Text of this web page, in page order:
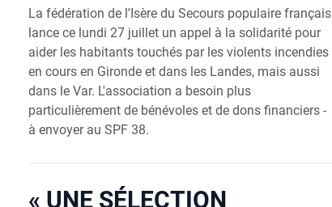
La fédération de l'Isère du Secours populaire français
lance ce lundi 27 juillet un appel à la solidarité pour
aider les habitants touchés par les violents incendies
en cours en Gironde et dans les Landes, mais aussi
dans le Var. L'association a besoin plus
particulièrement de bénévoles et de dons financiers -
à envoyer au SPF 38.
« UNE SÉLECTION